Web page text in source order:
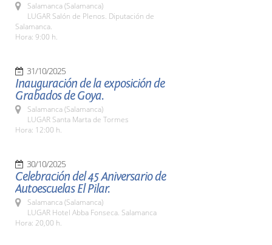
Salamanca (Salamanca)
LUGAR Salón de Plenos. Diputación de
Salamanca.
Hora: 9:00 h.
31/10/2025
Inauguración de la exposición de
Grabados de Goya.
Salamanca (Salamanca)
LUGAR Santa Marta de Tormes
Hora: 12:00 h.
30/10/2025
Celebración del 45 Aniversario de
Autoescuelas El Pilar.
Salamanca (Salamanca)
LUGAR Hotel Abba Fonseca. Salamanca
Hora: 20,00 h.